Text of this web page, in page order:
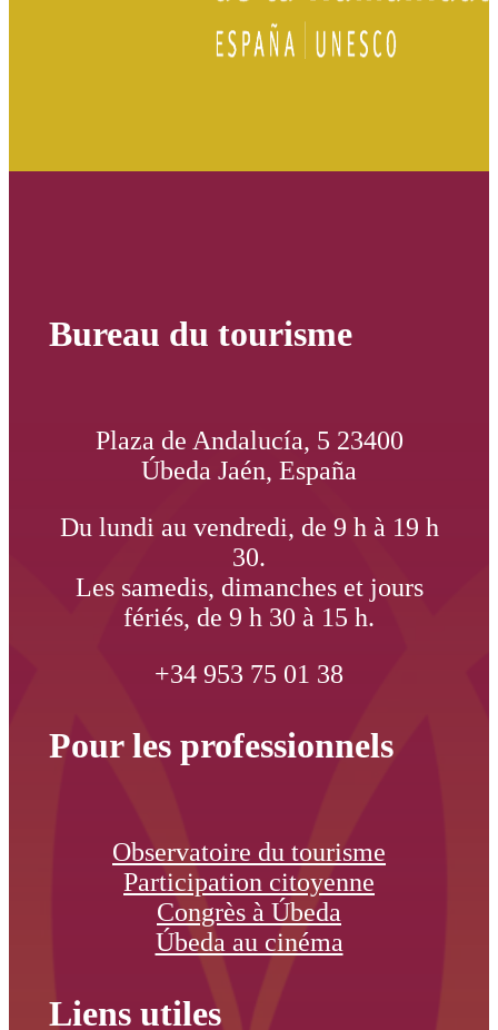
Bureau du tourisme
Plaza de Andalucía, 5 23400
Úbeda Jaén, España
Du lundi au vendredi, de 9 h à 19 h
30.
Les samedis, dimanches et jours
fériés, de 9 h 30 à 15 h.
+34 953 75 01 38
Pour les professionnels
Observatoire du tourisme
Participation citoyenne
Congrès à Úbeda
Úbeda au cinéma
Liens utiles